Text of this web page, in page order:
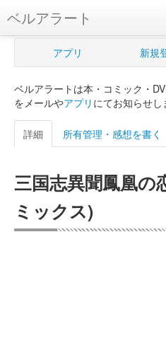
ベルアラート
ベルアラートとは
新規登録
ログイン
購入管理
Myシェルフ
アプリ 新規
ベルアラートは本・コミック・
をメールやアプリ にてお知らせし
詳細 所有管理・感想を書く
三国志異聞鳳凰の
ミックス)